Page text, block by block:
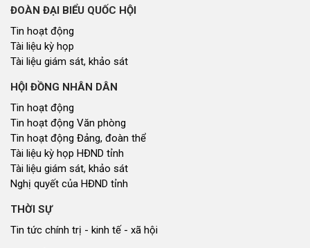
ĐOÀN ĐẠI BIỂU QUỐC HỘI
Tin hoạt động
Tài liệu kỳ họp
Tài liệu giám sát, khảo sát
HỘI ĐỒNG NHÂN DÂN
Tin hoạt động
Tin hoạt động Văn phòng
Tin hoạt động Đảng, đoàn thể
Tài liệu kỳ họp HĐND tỉnh
Tài liệu giám sát, khảo sát
Nghị quyết của HĐND tỉnh
THỜI SỰ
Tin tức chính trị - kinh tế - xã hội